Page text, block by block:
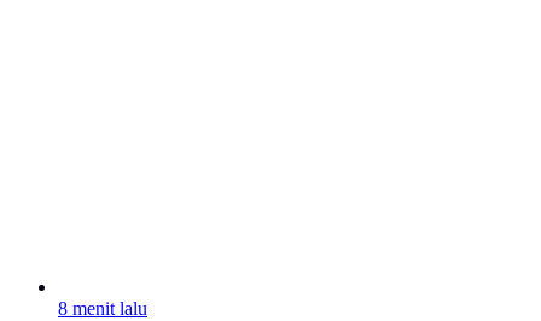
8 menit lalu